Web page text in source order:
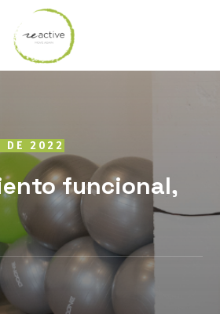
DE 2022
funcional,